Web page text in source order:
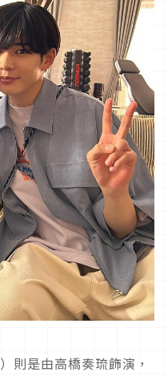
則是由高橋奏琉飾演，